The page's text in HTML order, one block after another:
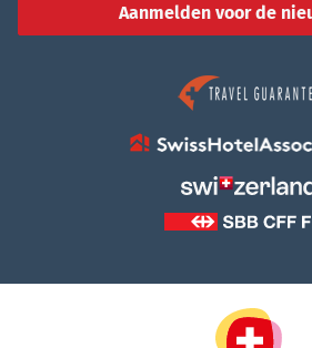
Aanmelden voor de